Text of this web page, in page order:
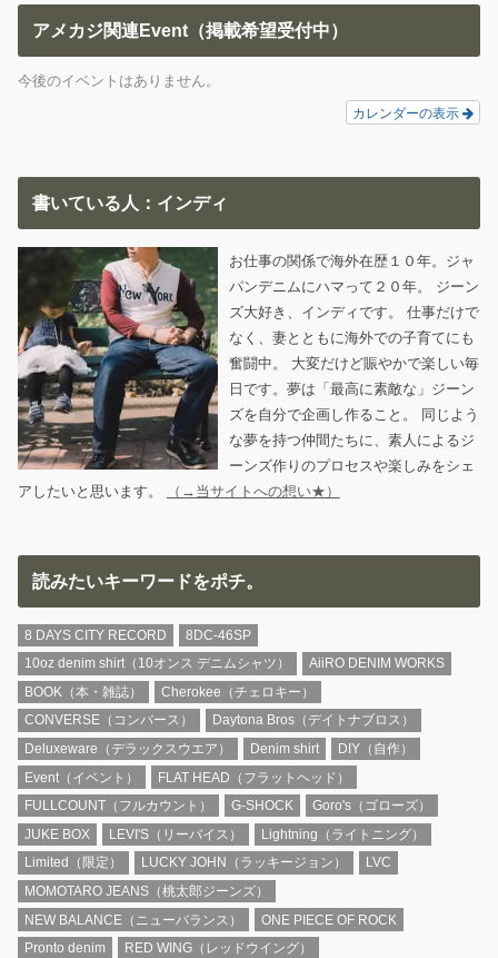
アメカジ関連Event（掲載希望受付中）
今後のイベントはありません。
カレンダーの表示
書いている人：インディ
お仕事の関係で海外在歴１０年。ジャ
パンデニムにハマって２０年。 ジーン
ズ大好き、インディです。 仕事だけで
なく、妻とともに海外での子育てにも
奮闘中。 大変だけど賑やかで楽しい毎
日です。夢は「最高に素敵な」ジーン
ズを自分で企画し作ること。 同じよう
な夢を持つ仲間たちに、素人によるジ
ーンズ作りのプロセスや楽しみをシェ
アしたいと思います。
（→当サイトへの想い★）
読みたいキーワードをポチ。
8 DAYS CITY RECORD
8DC-46SP
10oz denim shirt（10オンス デニムシャツ）
AiiRO DENIM WORKS
BOOK（本・雑誌）
Cherokee（チェロキー）
CONVERSE（コンバース）
Daytona Bros（デイトナブロス）
Deluxeware（デラックスウエア）
Denim shirt
DIY（自作）
Event（イベント）
FLAT HEAD（フラットヘッド）
FULLCOUNT（フルカウント）
G-SHOCK
Goro's（ゴローズ）
JUKE BOX
LEVI'S（リーバイス）
Lightning（ライトニング）
Limited（限定）
LUCKY JOHN（ラッキージョン）
LVC
MOMOTARO JEANS（桃太郎ジーンズ）
NEW BALANCE（ニューバランス）
ONE PIECE OF ROCK
Pronto denim
RED WING（レッドウイング）